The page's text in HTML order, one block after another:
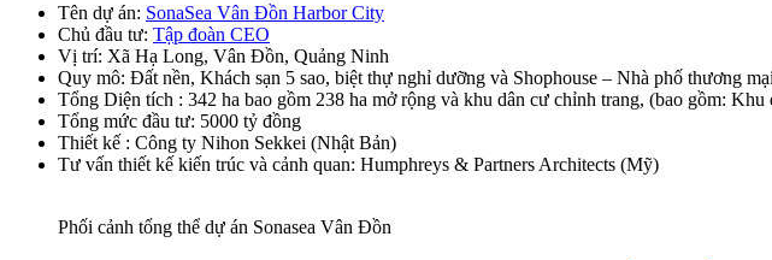
Tên dự án: SonaSea Vân Đồn Harbor City
Chủ đầu tư: Tập đoàn CEO
Vị trí: Xã Hạ Long, Vân Đồn, Quảng Ninh
Quy mô: Đất nền, Khách sạn 5 sao, biệt thự nghỉ dưỡng và Shophouse – Nhà phố thương
Tổng Diện tích : 342 ha bao gồm 238 ha mở rộng và khu dân cư chỉnh trang, (bao gồm:
Tổng mức đầu tư: 5000 tỷ đồng
Thiết kế : Công ty Nihon Sekkei (Nhật Bản)
Tư vấn thiết kế kiến trúc và cảnh quan: Humphreys & Partners Architects (Mỹ)
Phối cảnh tổng thể dự án Sonasea Vân Đồn